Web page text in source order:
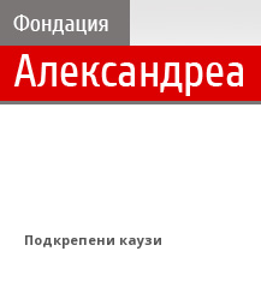
Подкрепени каузи